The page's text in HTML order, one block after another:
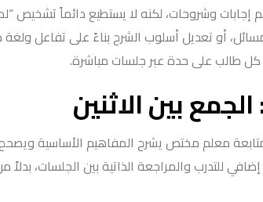
إجابات وشروحات، لكنه لا يستطيع دائماً تشخيص
أو تعديل أسلوب الشرح بناءً على تفاعل
طالب على حدة عبر جلسات مباشرة.
بين الاثنين
معلم مختص يشرح المفاهيم الأساسية
للتدرب والمراجعة الذاتية بين الجلسات، بدلاً